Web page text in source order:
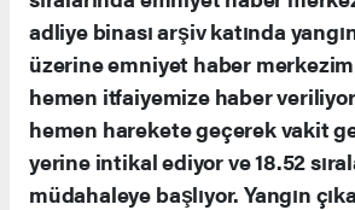
adliye binası arşiv katında
üzerine emniyet haber
hemen itfaiyemize haber
hemen harekete geçerek vakit
yerine intikal ediyor ve 18.52
müdahaleye başlıyor. Yangın